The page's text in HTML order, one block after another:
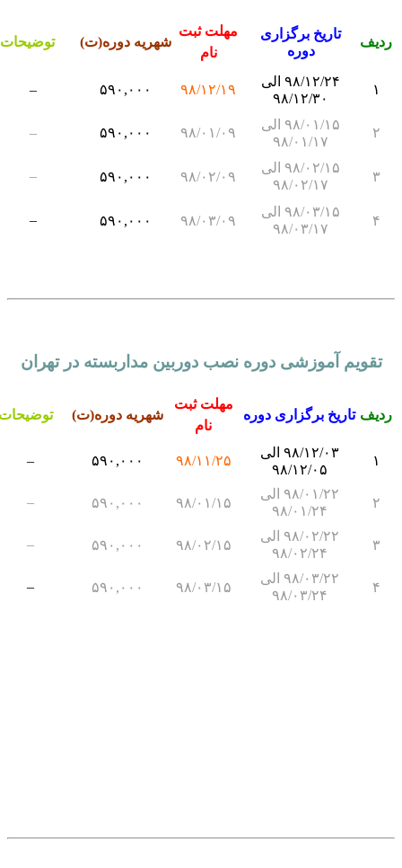
تاریخ برگزاری
دوره
مهلت ثبت
نام
شهریه دوره(ت) توضیحات
۹۸/۱۲/۲۴ الی
۹۸/۱۲/۳۰
۹۸/۱۲/۱۹ ۵۹۰,۰۰۰
۹۸/۰۱/۱۵ الی
۹۸/۰۱/۱۷
۹۸/۰۱/۰۹ ۵۹۰,۰۰۰
۹۸/۰۲/۱۵ الی
۹۸/۰۲/۱۷
۹۸/۰۲/۰۹ ۵۹۰,۰۰۰
۹۸/۰۳/۱۵ الی
۹۸/۰۳/۱۷
۹۸/۰۳/۰۹ ۵۹۰,۰۰۰
تقویم آموزشی دوره نصب دوربین مداربسته در تهران
تاریخ برگزاری دوره
مهلت ثبت
نام
شهریه دوره(ت) توضیحات
۹۸/۱۲/۰۳ الی
۹۸/۱۲/۰۵
۹۸/۱۱/۲۵ ۵۹۰,۰۰۰
۹۸/۰۱/۲۲ الی
۹۸/۰۱/۲۴
۹۸/۰۱/۱۵ ۵۹۰,۰۰۰
۹۸/۰۲/۲۲ الی
۹۸/۰۲/۲۴
۹۸/۰۲/۱۵ ۵۹۰,۰۰۰
۹۸/۰۳/۲۲ الی
۹۸/۰۳/۲۴
۹۸/۰۳/۱۵ ۵۹۰,۰۰۰